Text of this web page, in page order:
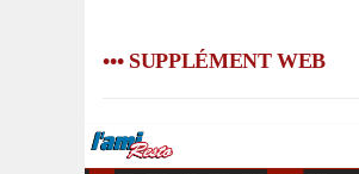
••• SUPPLÉMENT WEB